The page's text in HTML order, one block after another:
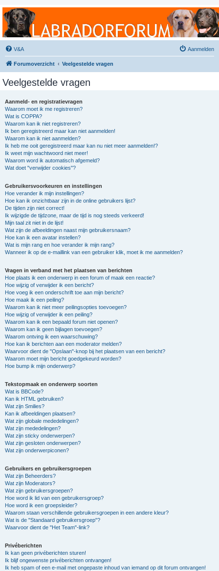
Labradorforum
Het gezelligste Labradorforum van Nederland en België!
V&A Aanmelden
Forumoverzicht Veelgestelde vragen
Veelgestelde vragen
Aanmeld- en registratievragen
Waarom moet ik me registreren?
Wat is COPPA?
Waarom kan ik niet registreren?
Ik ben geregistreerd maar kan niet aanmelden!
Waarom kan ik niet aanmelden?
Ik heb me ooit geregistreerd maar kan nu niet meer aanmelden!?
Ik weet mijn wachtwoord niet meer!
Waarom word ik automatisch afgemeld?
Wat doet "verwijder cookies"?
Gebruikersvoorkeuren en instellingen
Hoe verander ik mijn instellingen?
Hoe kan ik onzichtbaar zijn in de online gebruikers lijst?
De tijden zijn niet correct!
Ik wijzigde de tijdzone, maar de tijd is nog steeds verkeerd!
Mijn taal zit niet in de lijst!
Wat zijn de afbeeldingen naast mijn gebruikersnaam?
Hoe kan ik een avatar instellen?
Wat is mijn rang en hoe verander ik mijn rang?
Wanneer ik op de e-maillink van een gebruiker klik, moet ik me aanmelden?
Vragen in verband met het plaatsen van berichten
Hoe plaats ik een onderwerp in een forum of maak een reactie?
Hoe wijzig of verwijder ik een bericht?
Hoe voeg ik een onderschrift toe aan mijn bericht?
Hoe maak ik een peiling?
Waarom kan ik niet meer peilingsopties toevoegen?
Hoe wijzig of verwijder ik een peiling?
Waarom kan ik een bepaald forum niet openen?
Waarom kan ik geen bijlagen toevoegen?
Waarom ontving ik een waarschuwing?
Hoe kan ik berichten aan een moderator melden?
Waarvoor dient de "Opslaan"-knop bij het plaatsen van een bericht?
Waarom moet mijn bericht goedgekeurd worden?
Hoe bump ik mijn onderwerp?
Tekstopmaak en onderwerp soorten
Wat is BBCode?
Kan ik HTML gebruiken?
Wat zijn Smilies?
Kan ik afbeeldingen plaatsen?
Wat zijn globale mededelingen?
Wat zijn mededelingen?
Wat zijn sticky onderwerpen?
Wat zijn gesloten onderwerpen?
Wat zijn onderwerpiconen?
Gebruikers en gebruikersgroepen
Wat zijn Beheerders?
Wat zijn Moderators?
Wat zijn gebruikersgroepen?
Hoe word ik lid van een gebruikersgroep?
Hoe word ik een groepsleider?
Waarom staan verschillende gebruikersgroepen in een andere kleur?
Wat is de "Standaard gebruikersgroep"?
Waarvoor dient de "Het Team"-link?
Privéberichten
Ik kan geen privéberichten sturen!
Ik blijf ongewenste privéberichten ontvangen!
Ik heb spam of een e-mail met ongepaste inhoud van iemand op dit forum ontvangen!